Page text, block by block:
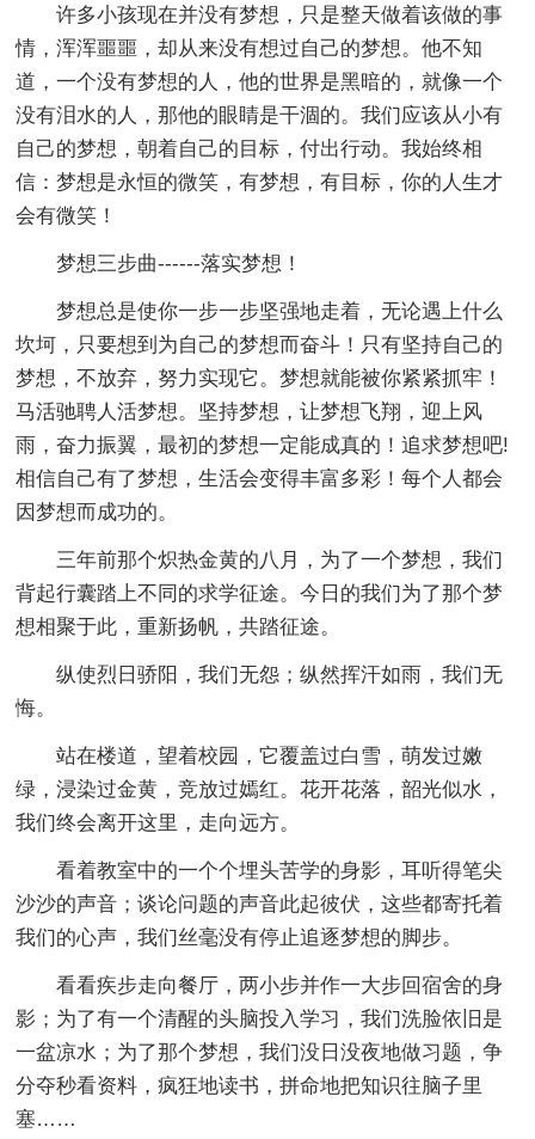
许多小孩现在并没有梦想，只是整天做着该做的事
情，浑浑噩噩，却从来没有想过自己的梦想。他不知
道，一个没有梦想的人，他的世界是黑暗的，就像一个
没有泪水的人，那他的眼睛是干涸的。我们应该从小有
自己的梦想，朝着自己的目标，付出行动。我始终相
信：梦想是永恒的微笑，有梦想，有目标，你的人生才
会有微笑！
梦想三步曲------落实梦想！
梦想总是使你一步一步坚强地走着，无论遇上什么
坎坷，只要想到为自己的梦想而奋斗！只有坚持自己的
梦想，不放弃，努力实现它。梦想就能被你紧紧抓牢！
马活驰聘人活梦想。坚持梦想，让梦想飞翔，迎上风
雨，奋力振翼，最初的梦想一定能成真的！追求梦想吧!
相信自己有了梦想，生活会变得丰富多彩！每个人都会
因梦想而成功的。
三年前那个炽热金黄的八月，为了一个梦想，我们
背起行囊踏上不同的求学征途。今日的我们为了那个梦
想相聚于此，重新扬帆，共踏征途。
纵使烈日骄阳，我们无怨；纵然挥汗如雨，我们无
悔。
站在楼道，望着校园，它覆盖过白雪，萌发过嫩
绿，浸染过金黄，竞放过嫣红。花开花落，韶光似水，
我们终会离开这里，走向远方。
看着教室中的一个个埋头苦学的身影，耳听得笔尖
沙沙的声音；谈论问题的声音此起彼伏，这些都寄托着
我们的心声，我们丝毫没有停止追逐梦想的脚步。
看看疾步走向餐厅，两小步并作一大步回宿舍的身
影；为了有一个清醒的头脑投入学习，我们洗脸依旧是
一盆凉水；为了那个梦想，我们没日没夜地做习题，争
分夺秒看资料，疯狂地读书，拼命地把知识往脑子里
塞……